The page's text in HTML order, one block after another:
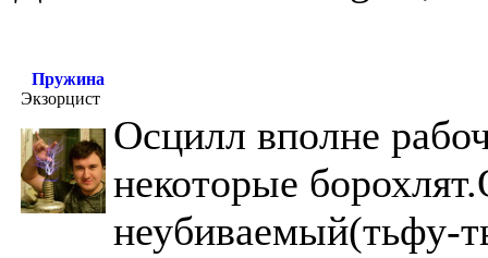
Пружина
Экзорцист
Осцилл вполне
некоторые
неубиваемый(тьфу-